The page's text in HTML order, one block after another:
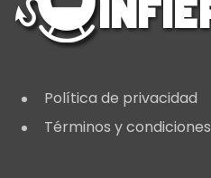
Política de privacidad
Términos y condiciones